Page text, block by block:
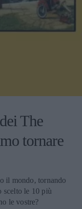
The
tornare
il mondo, tornando
scelto le 10 più
le vostre?